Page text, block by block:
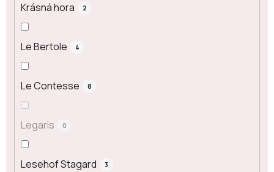
Krásná hora 2
Le Bertole 4
Le Contesse 8
Legaris 0
Lesehof Stagard 3